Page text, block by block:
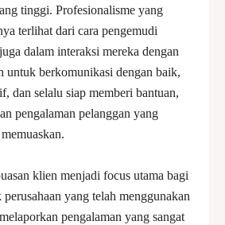
tinggi. Profesionalisme yang
terlihat dari cara pengemudi
dalam interaksi mereka dengan
untuk berkomunikasi dengan baik,
dan selalu siap memberi bantuan,
pengalaman pelanggan yang
klien menjadi focus utama bagi
yang telah menggunakan
pengalaman yang sangat